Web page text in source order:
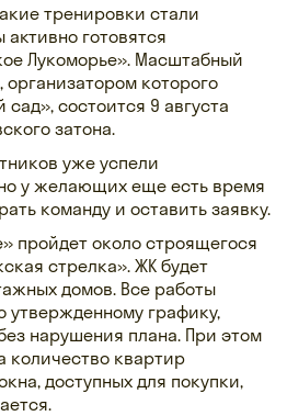
тренировки стали
готовятся
Лукоморье». Масштабный
которого
сад», состоится 9 августа
затона.
уже успели
у желающих еще есть время
команду и оставить заявку.
пройдет около строящегося
стрелка». ЖК будет
домов. Все работы
утвержденному графику,
нарушения плана. При этом
количество квартир
доступных для покупки,